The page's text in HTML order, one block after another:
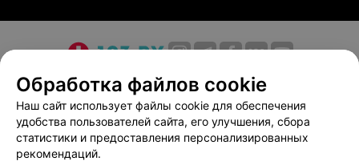
О проекте Новости проекта
Размещение рекламы
Медицинский маркетинг
Публичный договор
Пользовательское соглашение
Способы оплаты
Вакансии
Партнеры
Обработка файлов cookie
Наш сайт использует файлы cookie для обеспечения
удобства пользователей сайта, его улучшения, сбора
статистики и предоставления персонализированных
рекомендаций.